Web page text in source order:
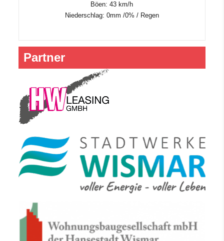
Böen: 43 km/h
Niederschlag: 0mm /0% / Regen
Partner